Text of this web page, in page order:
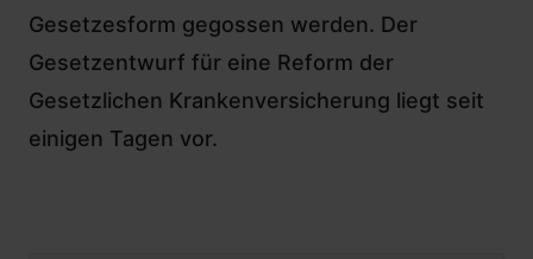
Gesetzesform gegossen werden. Der
Gesetzentwurf für eine Reform der
Gesetzlichen Krankenversicherung liegt seit
einigen Tagen vor.